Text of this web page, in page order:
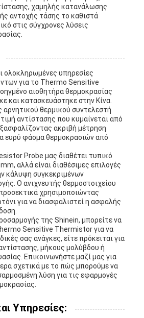
χαμηλής κατανάλωσης
αντοχής τάσης το καθιστά
στις σύγχρονες λύσεις
ολοκληρωμένες υπηρεσίες
για το Thermo Sensitive
αισθητήρα θερμοκρασίας
και κατασκευάστηκε στην Κίνα.
θερμικού συντελεστή
τιμή αντίστασης που κυμαίνεται από
ακριβή μέτρηση
ευρύ φάσμα θερμοκρασιών από
Probe μας διαθέτει τυπικό
αλλά είναι διαθέσιμες επιλογές
κάλυψη συγκεκριμένων
Ο ανιχνευτής θερμοστοιχείου
χρησιμοποιώντας
για να διασφαλιστεί η ασφαλής
της Shinein, μπορείτε να
Sensitive Thermistor για να
σας ανάγκες, είτε πρόκειται για
μήκους μολύβδου ή
Επικοινωνήστε μαζί μας για
σχετικά με το πώς μπορούμε να
λύση για τις εφαρμογές
Υπηρεσίες: